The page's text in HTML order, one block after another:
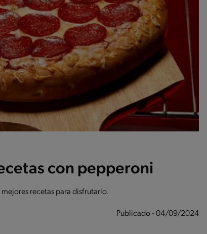
con pepperoni
mejores recetas para disfrutarlo.
Publicado - 04/09/2024